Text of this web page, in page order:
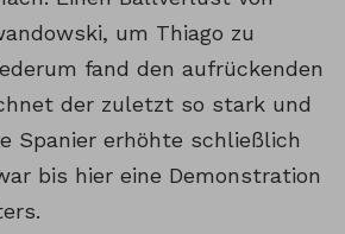
um Thiago zu
fand den aufrückenden
der zuletzt so stark und
Spanier erhöhte schließlich
bis hier eine Demonstration